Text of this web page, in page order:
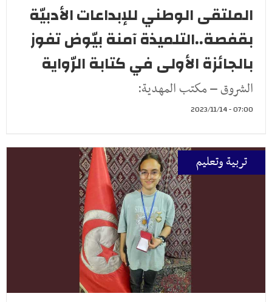
الملتقى الوطني للإبداعات الأدبيّة
بقفصة..التلميذة آمنة بيّوض تفوز
بالجائزة الأولى في كتابة الرّواية
الشروق – مكتب المهدية:
07:00 - 2023/11/14
تربية وتعليم